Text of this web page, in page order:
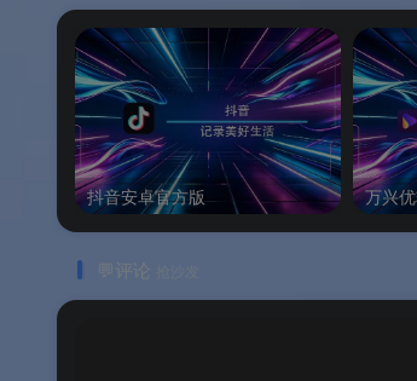
📌品牌支持：以上信息由渡
系统要求
抖音安卓官方版 万兴
💬评论